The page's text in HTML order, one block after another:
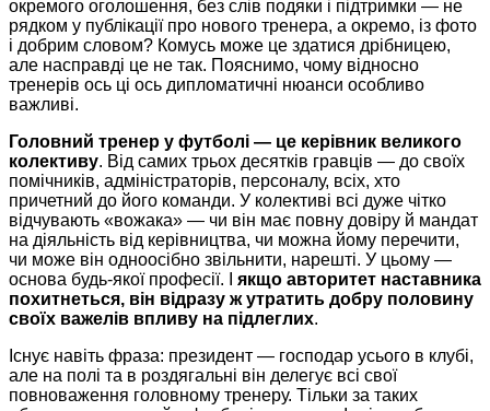
окремого оголошення, без слів подяки і підтримки — не
рядком у публікації про нового тренера, а окремо, із фото
і добрим словом? Комусь може це здатися дрібницею,
але насправді це не так. Пояснимо, чому відносно
тренерів ось ці ось дипломатичні нюанси особливо
важливі.
Головний тренер у футболі — це керівник великого
колективу. Від самих трьох десятків гравців — до своїх
помічників, адміністраторів, персоналу, всіх, хто
причетний до його команди. У колективі всі дуже чітко
відчувають «вожака» — чи він має повну довіру й мандат
на діяльність від керівництва, чи можна йому перечити,
чи може він одноосібно звільнити, нарешті. У цьому —
основа будь-якої професії. І якщо авторитет наставника
похитнеться, він відразу ж утратить добру половину
своїх важелів впливу на підлеглих.
Існує навіть фраза: президент — господар усього в клубі,
але на полі та в роздягальні він делегує всі свої
повноваження головному тренеру. Тільки за таких